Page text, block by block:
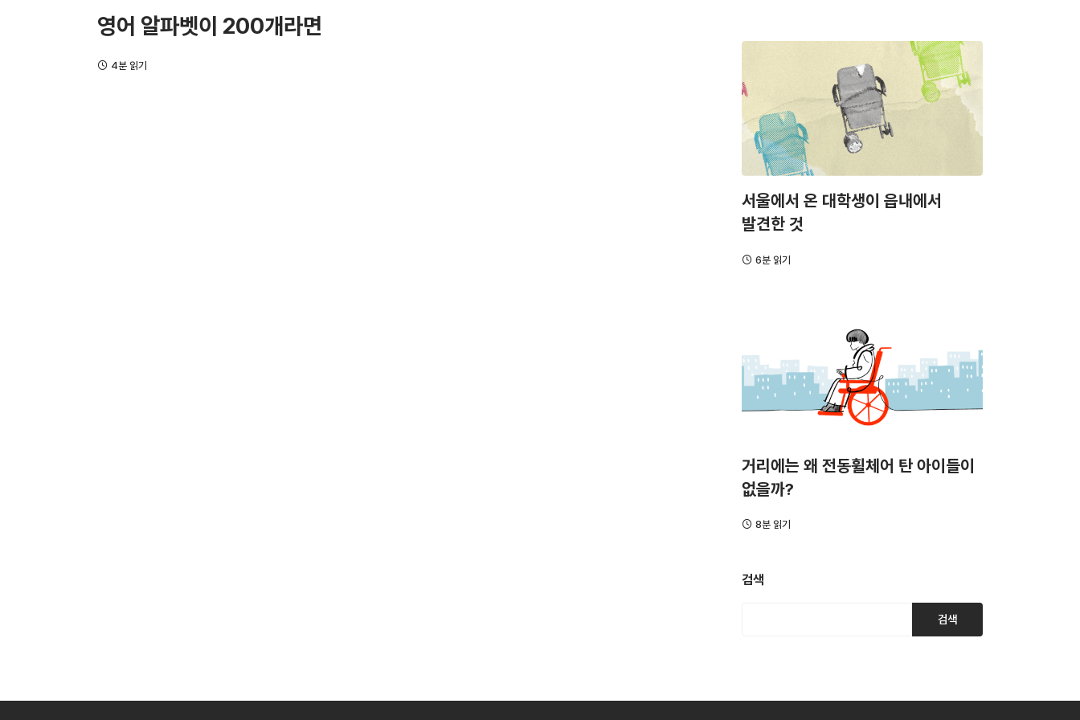
영어 알파벳이 200개라면
4분 읽기
서울에서 온 대학생이 읍내에서
발견한 것
6분 읽기
거리에는 왜 전동휠체어 탄 아이들이
없을까?
8분 읽기
검색
검색